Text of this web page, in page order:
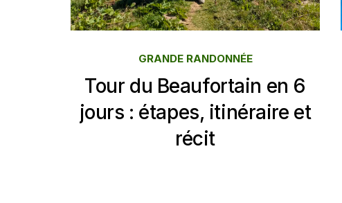
Tour du Beaufortain en 6
jours : étapes, itinéraire et
récit
GRANDE RANDONNÉE